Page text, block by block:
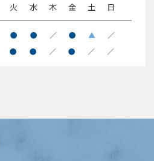
火 水 木 金 土 日
● ● ／ ● ▲ ／
● ● ／ ● ／ ／